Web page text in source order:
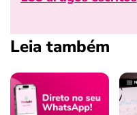
Leia também